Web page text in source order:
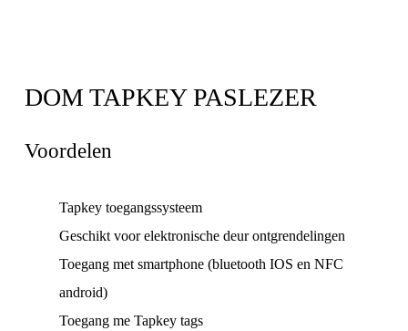
DOM TAPKEY PASLEZER
Voordelen
Tapkey toegangssysteem
Geschikt voor elektronische deur ontgrendelingen
Toegang met smartphone (bluetooth IOS en NFC
android)
Toegang me Tapkey tags